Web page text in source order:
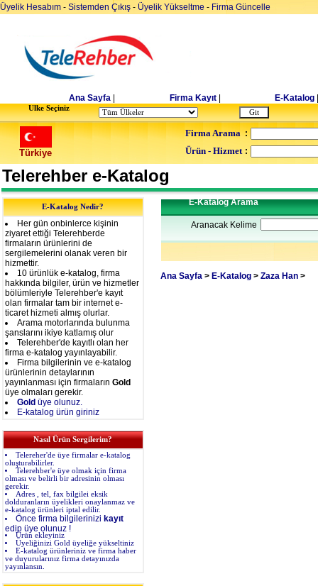
Üyelik Hesabım - Sistemden Çıkış - Üyelik Yükseltme - Firma Güncelle
Ana Sayfa Firma Kayıt E-Katalog
Ulke Seçiniz
Türkiye
Firma Arama :
Ürün - Hizmet :
Telerehber e-Katalog
E-Katalog Nedir?
Her gün onbinlerce kişinin
ziyaret ettiği Telerehberde
firmaların ürünlerini de
sergilemelerini olanak veren bir
hizmettir.
10 ürünlük e-katalog, firma
hakkında bilgiler, ürün ve hizmetler
bölümleriyle Telerehber'e kayıt
olan firmalar tam bir internet e-
ticaret hizmeti almış olurlar.
Arama motorlarında bulunma
şanslarını ikiye katlamış olur
Telerehber'de kayıtlı olan her
firma e-katalog yayınlayabilir.
Firma bilgilerinin ve e-katalog
ürünlerinin detaylarının
yayınlanması için firmaların Gold
üye olmaları gerekir.
Gold üye olunuz.
E-katalog ürün giriniz
Nasıl Ürün Sergilerim?
Telereher'de üye firmalar e-katalog
oluşturabilirler.
Telerehber'e üye olmak için firma
olması ve belirli bir adresinin olması
gerekir.
Adres , tel, fax bilgilei eksik
dolduranların üyelikleri onaylanmaz ve
e-katalog ürünleri iptal edilir.
Önce firma bilgilerinizi kayıt
edip üye olunuz !
Ürün ekleyiniz
Üyeliğinizi Gold üyeliğe yükseltiniz
E-katalog ürünleriniz ve firma haber
ve duyurularınız firma detayınızda
yayınlansın.
E-Katalog Arama
Aranacak Kelime
Ana Sayfa > E-Katalog >Zaza Han >